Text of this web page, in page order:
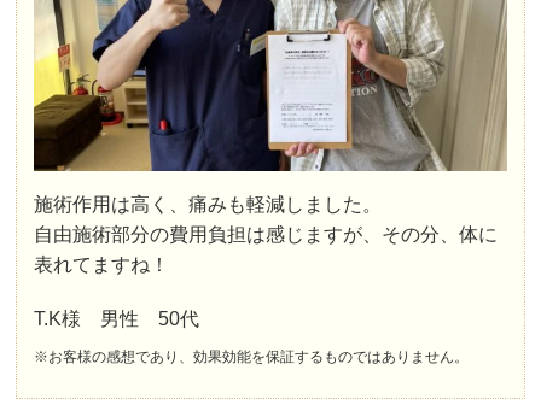
施術作用は高く、痛みも軽減しました。
自由施術部分の費用負担は感じますが、その分、体に
表れてますね！
T.K様 男性 50代
※お客様の感想であり、効果効能を保証するものではありません。